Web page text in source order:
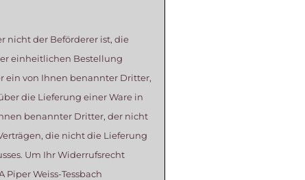
nicht der Beförderer ist, die
einheitlichen Bestellung
ein von Ihnen benannter Dritter,
die Lieferung einer Ware in
benannter Dritter, der nicht
die nicht die Lieferung
Um Ihr Widerrufsrecht
Weiss-Tessbach